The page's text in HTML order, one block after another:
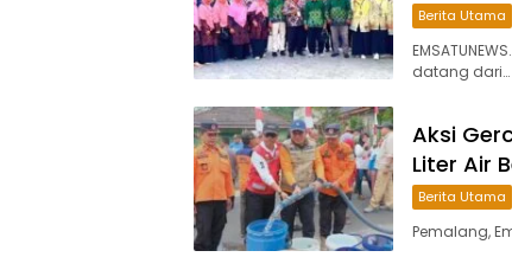
Berita Utama
datang dari…
Aksi
Liter Air
Berita Utama
Pemalang,